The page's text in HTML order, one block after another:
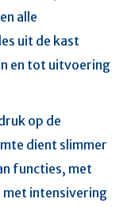
alle
uit de kast
en tot uitvoering
op de
dient slimmer
functies, met
intensivering